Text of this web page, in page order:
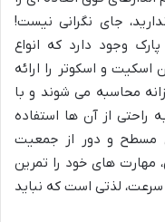
جای نگرانی نیست!
وجود دارد که انواع
و اسکوتر را ارائه
محاسبه می شوند و با
راحتی از آن ها استفاده
مسطح و دور از جمعیت
مهارت های خود را تمرین
لذتی است که نباید